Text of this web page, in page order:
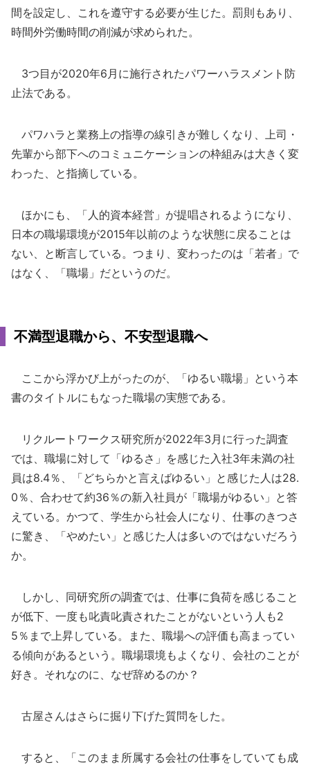
間を設定し、これを遵守する必要が生じた。罰則もあり、
時間外労働時間の削減が求められた。
3つ目が2020年6月に施行されたパワーハラスメント防
止法である。
パワハラと業務上の指導の線引きが難しくなり、上司・
先輩から部下へのコミュニケーションの枠組みは大きく変
わった、と指摘している。
ほかにも、「人的資本経営」が提唱されるようになり、
日本の職場環境が2015年以前のような状態に戻ることは
ない、と断言している。つまり、変わったのは「若者」で
はなく、「職場」だというのだ。
不満型退職から、不安型退職へ
ここから浮かび上がったのが、「ゆるい職場」という本
書のタイトルにもなった職場の実態である。
リクルートワークス研究所が2022年3月に行った調査
では、職場に対して「ゆるさ」を感じた入社3年未満の社
員は8.4％、「どちらかと言えばゆるい」と感じた人は28.
0％、合わせて約36％の新入社員が「職場がゆるい」と答
えている。かつて、学生から社会人になり、仕事のきつさ
に驚き、「やめたい」と感じた人は多いのではないだろう
か。
しかし、同研究所の調査では、仕事に負荷を感じること
が低下、一度も叱責叱責されたことがないという人も2
5％まで上昇している。また、職場への評価も高まってい
る傾向があるという。職場環境もよくなり、会社のことが
好き。それなのに、なぜ辞めるのか？
古屋さんはさらに掘り下げた質問をした。
すると、「このまま所属する会社の仕事をしていても成